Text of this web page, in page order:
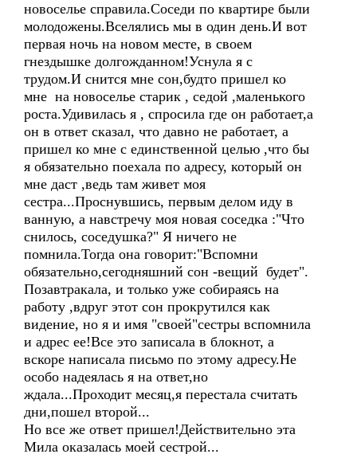
новоселье справила.Соседи по квартире были
молодожены.Вселялись мы в один день.И вот
первая ночь на новом месте, в своем
гнездышке долгожданном!Уснула я с
трудом.И снится мне сон,будто пришел ко
мне на новоселье старик , седой ,маленького
роста.Удивилась я , спросила где он работает,а
он в ответ сказал, что давно не работает, а
пришел ко мне с единственной целью ,что бы
я обязательно поехала по адресу, который он
мне даст ,ведь там живет моя
сестра...Проснувшись, первым делом иду в
ванную, а навстречу моя новая соседка :"Что
снилось, соседушка?" Я ничего не
помнила.Тогда она говорит:"Вспомни
обязательно,сегодняшний сон -вещий будет".
Позавтракала, и только уже собираясь на
работу ,вдруг этот сон прокрутился как
видение, но я и имя "своей"сестры вспомнила
и адрес ее!Все это записала в блокнот, а
вскоре написала письмо по этому адресу.Не
особо надеялась я на ответ,но
ждала...Проходит месяц,я перестала считать
дни,пошел второй...
Но все же ответ пришел!Действительно эта
Мила оказалась моей сестрой...